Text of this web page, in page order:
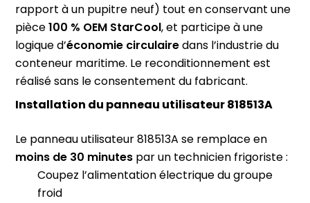
rapport à un pupitre neuf) tout en conservant une
pièce100 % OEM StarCool, et participe à une
logique d’économie circulairedans l’industrie du
conteneur maritime. Le reconditionnement est
réalisé sans le consentement du fabricant.
Installation du panneau utilisateur 818513A
Le panneau utilisateur 818513A se remplace en
moins de 30 minutespar un technicien frigoriste :
Coupez l’alimentation électrique du groupe
froid